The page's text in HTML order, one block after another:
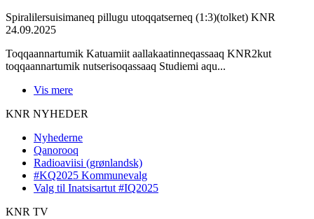
Spiralilersuisimaneq pillugu utoqqatserneq (1:3)(tolket) KNR
24.09.2025
Toqqaannartumik Katuamiit aallakaatinneqassaaq KNR2kut
toqqaannartumik nutserisoqassaaq Studiemi aqu...
Vis mere
KNR NYHEDER
Nyhederne
Qanorooq
Radioaviisi (grønlandsk)
#KQ2025 Kommunevalg
Valg til Inatsisartut #IQ2025
KNR TV